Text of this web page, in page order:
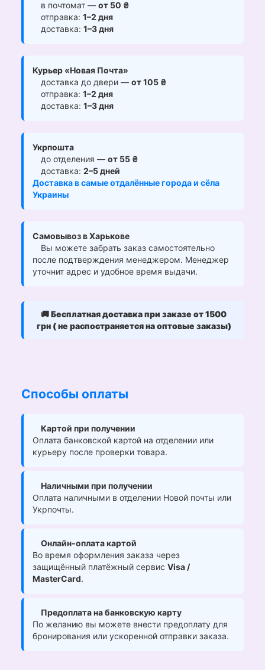
в почтомат — от 50 ₴
отправка: 1–2 дня
доставка: 1–3 дня
Курьер «Новая Почта»
доставка до двери — от 105 ₴
отправка: 1–2 дня
доставка: 1–3 дня
Укрпошта
до отделения — от 55 ₴
доставка: 2–5 дней
Доставка в самые отдалённые города и сёла
Украины
Самовывоз в Харькове
Вы можете забрать заказ самостоятельно
после подтверждения менеджером. Менеджер
уточнит адрес и удобное время выдачи.
🚚Бесплатная доставка при заказе от 1500
грн ( не распостраняется на оптовые заказы)
Способы оплаты
Картой при получении
Оплата банковской картой на отделении или
курьеру после проверки товара.
Наличными при получении
Оплата наличными в отделении Новой почты или
Укрпочты.
Онлайн-оплата картой
Во время оформления заказа через
защищённый платёжный сервис Visa /
MasterCard.
Предоплата на банковскую карту
По желанию вы можете внести предоплату для
бронирования или ускоренной отправки заказа.